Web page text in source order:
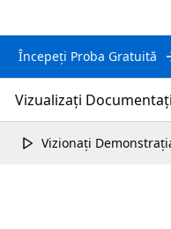
Începeți Proba Gratuită
Vizualizați
Vizionați